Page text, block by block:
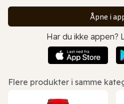
Åpne i
Har du ikke appen?
Flere produkter i samme